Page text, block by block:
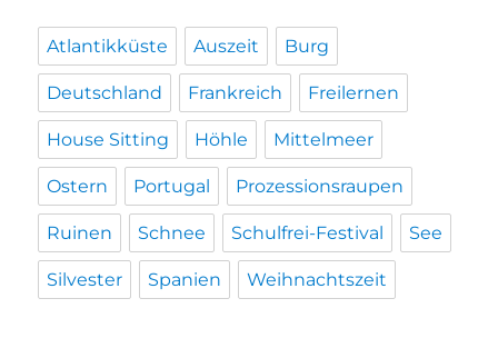
Atlantikküste Auszeit Burg
Deutschland Frankreich Freilernen
House Sitting Höhle Mittelmeer
Ostern Portugal Prozessionsraupen
Ruinen Schnee Schulfrei-Festival See
Silvester Spanien Weihnachtszeit